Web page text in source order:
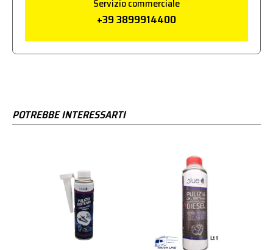
Servizio commerciale
+39 3899914400
POTREBBE INTERESSARTI